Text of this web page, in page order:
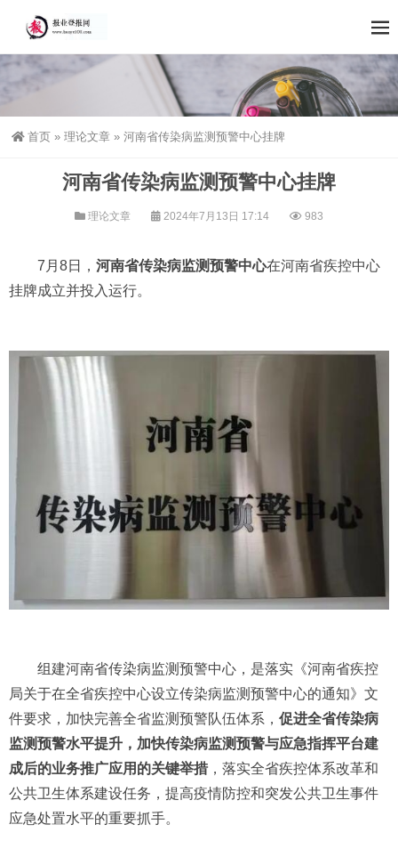
首页 » 理论文章 » 河南省传染病监测预警中心挂牌
河南省传染病监测预警中心挂牌
理论文章 2024年7月13日 17:14 983
7月8日， 河南省传染病监测预警中心在河南省疾控中心
挂牌成立并投入运行。
组建河南省传染病监测预警中心，是落实《河南省疾控
局关于在全省疾控中心设立传染病监测预警中心的通知》文
件要求，加快完善全省监测预警队伍体系， 促进全省传染病
监测预警水平提升，加快传染病监测预警与应急指挥平台建
成后的业务推广应用的关键举措 ，落实全省疾控体系改革和
公共卫生体系建设任务，提高疫情防控和突发公共卫生事件
应急处置水平的重要抓手。